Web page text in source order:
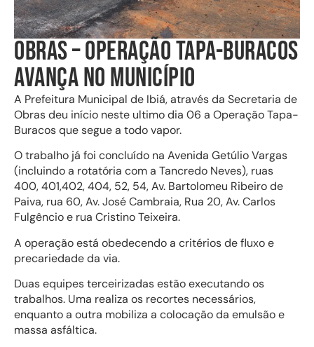
OBRAS – OPERAÇÃO TAPA-BURACOS
AVANÇA NO MUNICÍPIO
A Prefeitura Municipal de Ibiá, através da Secretaria de
Obras deu início neste ultimo dia 06 a Operação Tapa-
Buracos que segue a todo vapor.
O trabalho já foi concluído na Avenida Getúlio Vargas
(incluindo a rotatória com a Tancredo Neves), ruas
400, 401,402, 404, 52, 54, Av. Bartolomeu Ribeiro de
Paiva, rua 60, Av. José Cambraia, Rua 20, Av. Carlos
Fulgêncio e rua Cristino Teixeira.
A operação está obedecendo a critérios de fluxo e
precariedade da via.
Duas equipes terceirizadas estão executando os
trabalhos. Uma realiza os recortes necessários,
enquanto a outra mobiliza a colocação da emulsão e
massa asfáltica.